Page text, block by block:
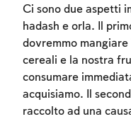
Ci sono due aspetti
hadash e orla. Il
dovremmo
cereali e la nostra
consumare
acquisiamo. Il
raccolto ad una